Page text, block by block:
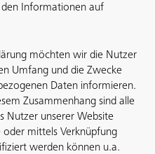
den Informationen auf
möchten wir die Nutzer
Umfang und die Zwecke
Daten informieren.
Zusammenhang sind alle
Nutzer unserer Website
mittels Verknüpfung
werden können u.a.